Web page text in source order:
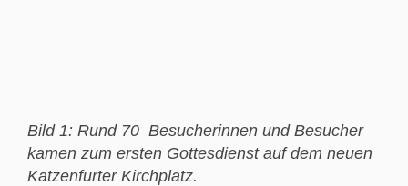
Bild 1: Rund 70 Besucherinnen und Besucher
kamen zum ersten Gottesdienst auf dem neuen
Katzenfurter Kirchplatz.